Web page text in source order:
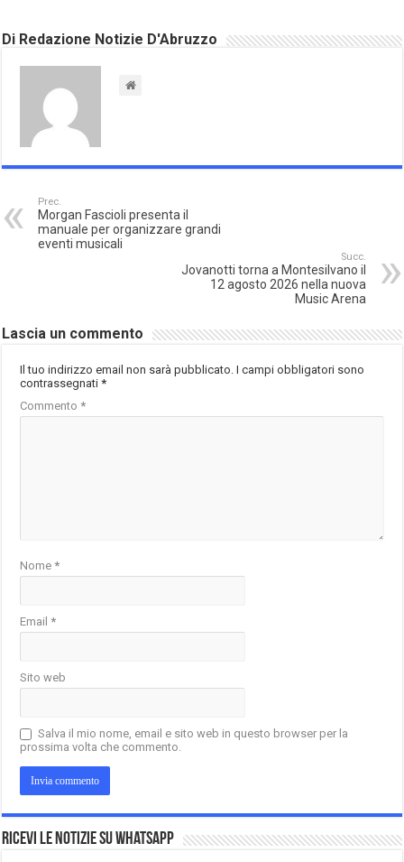
Di Redazione Notizie D'Abruzzo
Prec.
Morgan Fascioli presenta il
manuale per organizzare grandi
eventi musicali
Succ.
Jovanotti torna a Montesilvano il
12 agosto 2026 nella nuova
Music Arena
Lascia un commento
Il tuo indirizzo email non sarà pubblicato. I campi obbligatori sono
contrassegnati*
Commento*
Nome*
Email*
Sito web
Salva il mio nome, email e sito web in questo browser per la
prossima volta che commento.
Ricevi le notizie su Whatsapp